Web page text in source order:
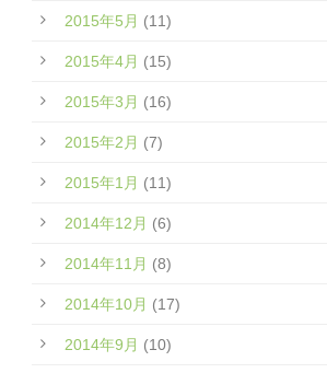
2015年5月 (11)
2015年4月 (15)
2015年3月 (16)
2015年2月 (7)
2015年1月 (11)
2014年12月 (6)
2014年11月 (8)
2014年10月 (17)
2014年9月 (10)